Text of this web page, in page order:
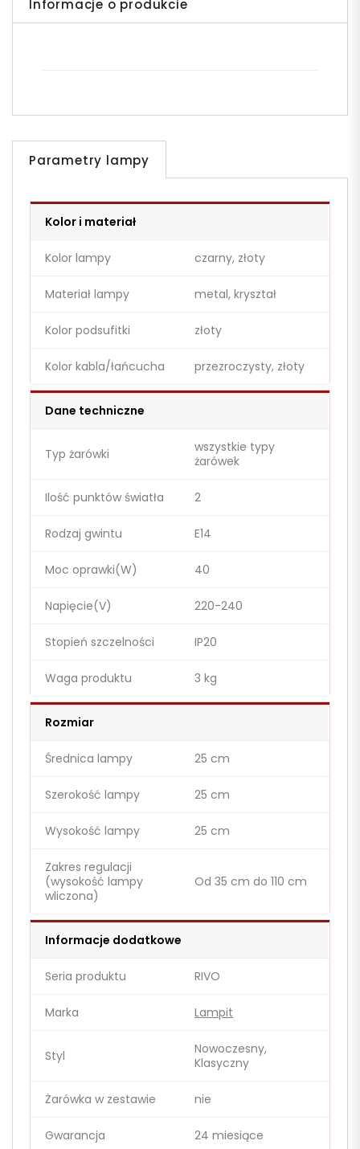
Informacje o produkcie
Parametry lampy
Kolor i materiał
Kolor lampy czarny, złoty
Materiał lampy metal, kryształ
Kolor podsufitki złoty
Kolor kabla/łańcucha przezroczysty, złoty
Dane techniczne
Typ żarówki
wszystkie typy
żarówek
Ilość punktów światła 2
Rodzaj gwintu E14
Moc oprawki(W) 40
Napięcie(V) 220-240
Stopień szczelności IP20
Waga produktu 3 kg
Rozmiar
Średnica lampy 25 cm
Szerokość lampy 25 cm
Wysokość lampy 25 cm
Zakres regulacji
(wysokość lampy
wliczona)
Od 35 cm do 110 cm
Informacje dodatkowe
Seria produktu RIVO
Marka Lampit
Styl
Nowoczesny,
Klasyczny
Żarówka w zestawie nie
Gwarancja 24 miesiące